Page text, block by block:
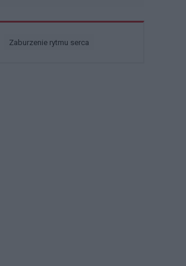
zaburzenie rytmu serca